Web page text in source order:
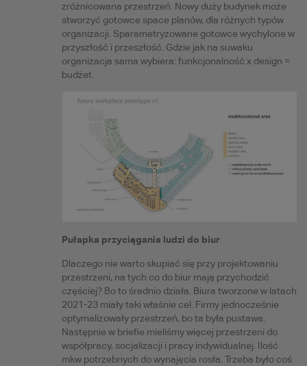
zróżnicowana przestrzeń. Nowy duży budynek może
stworzyć gotowce space planów, dla różnych typów
organizacji. Sparametryzowane gotowce wychylone w
przyszłość i przeszłość. Gdzie jak na suwaku
organizacja sama wybiera: funkcjonalność x design =
budżet.
Pułapka przyciągania ludzi do biur
Dlaczego nie warto skupiać się przy projektowaniu
przestrzeni, na tych co do biur mają przychodzić
częściej? Bo to średnio działa. Biura tworzone w latach
2021-23 miały taki właśnie cel. Firmy jednocześnie
optymalizowały przestrzeń, bo ta była pustawa.
Następnie w briefie mieliśmy więcej przestrzeni do
współpracy, socjalizacji i pracy indywidualnej. Ilość
mkw potrzebnych do wynajęcia rosła. Trzeba było coś